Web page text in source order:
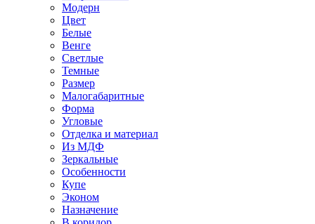
Модерн
Цвет
Белые
Венге
Светлые
Темные
Размер
Малогабаритные
Форма
Угловые
Отделка и материал
Из МДФ
Зеркальные
Особенности
Купе
Эконом
Назначение